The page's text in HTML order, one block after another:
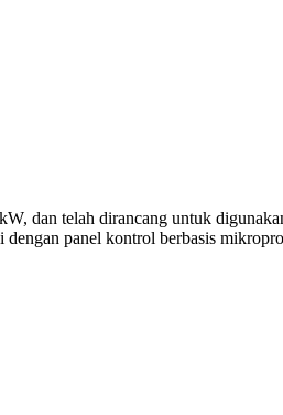
dan telah dirancang untuk
panel kontrol berbasis